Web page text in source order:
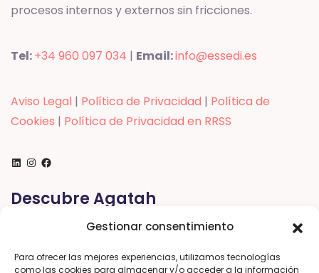
Gestionar consentimiento
Para ofrecer las mejores experiencias, utilizamos tecnologías
como las cookies para almacenar y/o acceder a la información
procesos internos y externos sin fricciones.
Tel:+34 960 097 034 | Email:info@essedi.es
Aviso Legal | Política de Privacidad | Política de
Cookies | Política de Privacidad en RRSS
LinkedIn
Instagram
Facebook
Descubre Agatah